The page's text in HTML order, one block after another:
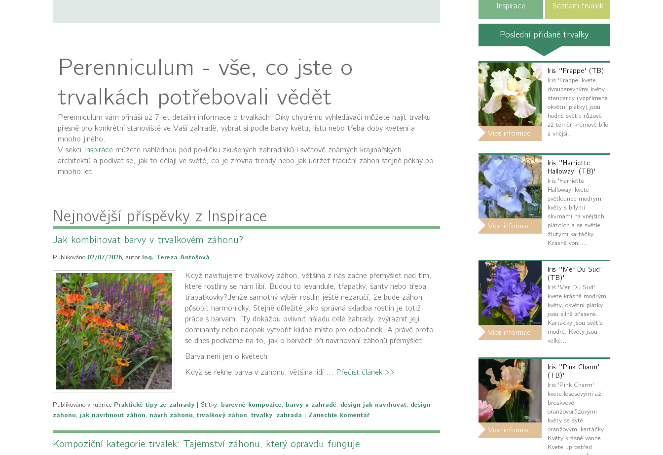
Perenniculum - vše, co jste o
trvalkách potřebovali vědět
Perenniculum vám přináší už 7 let detailní informace o trvalkách! Díky chytrému vyhledávači můžete najít trvalku
přesně pro konkrétní stanoviště ve Vaší zahradě, vybrat si podle barvy květu, listu nebo třeba doby kvetení a
mnoho jiného.
V sekci Inspirace můžete nahlédnou pod pokličku zkušených zahradníků i světově známých krajinářských
architektů a podívat se, jak to dělají ve světě, co je zrovna trendy nebo jak udržet tradiční záhon stejně pěkný po
mnoho let.
Nejnovější příspěvky z Inspirace
Jak kombinovat barvy v trvalkovém záhonu?
Publikováno 02/07/2026, autor Ing. Tereza Antošová
Když navrhujeme trvalkový záhon, většina z nás začne přemýšlet nad tím,
které rostliny se nám líbí. Budou to levandule, třapatky, šanty nebo třeba
třapatkovky?Jenže samotný výběr rostlin ještě nezaručí, že bude záhon
působit harmonicky. Stejně důležité jako správná skladba rostlin je totiž
práce s barvami. Ty dokážou ovlivnit náladu celé zahrady, zvýraznit její
dominanty nebo naopak vytvořit klidné místo pro odpočinek. A právě proto
se dnes podíváme na to, jak o barvách při navrhování záhonů přemýšlet.
Barva není jen o květech
Když se řekne barva v záhonu, většina lidí ... Přečíst článek >>
Publikováno v rubrice Praktické tipy ze zahrady | Štítky: barevné kompozice, barvy v zahradě, design jak navrhovat, design
záhonu, jak navrhnout záhon, návrh záhonu, trvalkový záhon, trvalky, zahrada | Zanechte komentář
Kompoziční kategorie trvalek: Tajemství záhonu, který opravdu funguje
Inspirace Seznam trvalek
Poslední přidané trvalky
Více informací
Iris ''Frappe' (TB)'
Iris 'Frappe' kvete
dvoubarevnými květy -
standardy (vzpřímené
okvětní plátky) jsou
hodně světle růžové
až téměř krémově bílé
a vnější…
Více informací
Iris ''Harriette
Halloway' (TB)'
Iris 'Harriette
Halloway' kvete
světlounce modrými
květy s bílými
skvrnami na vnějších
plátcích a se světle
žlutými kartáčky.
Krásně voní.…
Více informací
Iris ''Mer Du Sud'
(TB)'
Iris 'Mer Du Sud'
kvete krásně modrými
květy, okvětní plátky
jsou silně zřasené.
Kartáčky jsou světle
modré. Květy jsou
velké…
Více informací
Iris ''Pink Charm'
(TB)'
Iris 'Pink Charm'
kvete lososovými až
broskvově
oranžovorůžovými
květy se sytě
oranžovými kartáčky.
Květy krásně vonné.
Kvete uprostřed